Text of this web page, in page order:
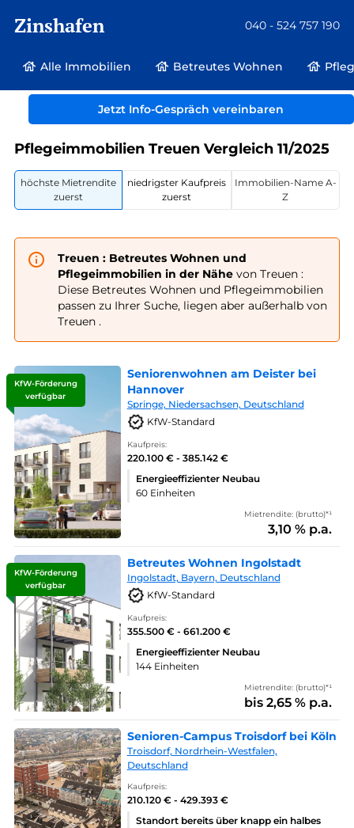
Zinshafen 040 - 524 757 190
Alle Immobilien Betreutes Wohnen
Jetzt Info-Gespräch vereinbaren
Betreutes Wohnen und Pflegeimmobilien Deutschland
Pflegeimmobilien Treuen Vergleich 11/2025
höchste Mietrendite
zuerst
niedrigster Kaufpreis
zuerst
Immobilien-Name A-
Z
Treuen : Betreutes Wohnen und
Pflegeimmobilien in der Nähevon Treuen :
Diese Betreutes Wohnen und Pflegeimmobilien
passen zu Ihrer Suche, liegen aber außerhalb von
Treuen .
KfW-Förderung
verfügbar
Seniorenwohnen am Deister bei
Hannover
Springe, Niedersachsen, Deutschland
KfW-Standard
Kaufpreis:
220.100 € - 385.142 €
Energieeffizienter Neubau
60 Einheiten
Mietrendite: (brutto)*¹
3,10 % p.a.
KfW-Förderung
verfügbar
Betreutes Wohnen Ingolstadt
Ingolstadt, Bayern, Deutschland
KfW-Standard
Kaufpreis:
355.500 € - 661.200 €
Energieeffizienter Neubau
144 Einheiten
Mietrendite: (brutto)*¹
bis 2,65 % p.a.
Senioren-Campus Troisdorf bei Köln
Troisdorf, Nordrhein-Westfalen,
Deutschland
Kaufpreis:
210.120 € - 429.393 €
Standort bereits über knapp ein halbes